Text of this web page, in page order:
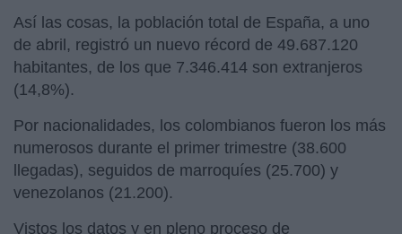
Así las cosas, la población total de España, a uno
de abril, registró un nuevo récord de 49.687.120
habitantes, de los que 7.346.414 son extranjeros
(14,8%).
Por nacionalidades, los colombianos fueron los más
numerosos durante el primer trimestre (38.600
llegadas), seguidos de marroquíes (25.700) y
venezolanos (21.200).
Vistos los datos y en pleno proceso de